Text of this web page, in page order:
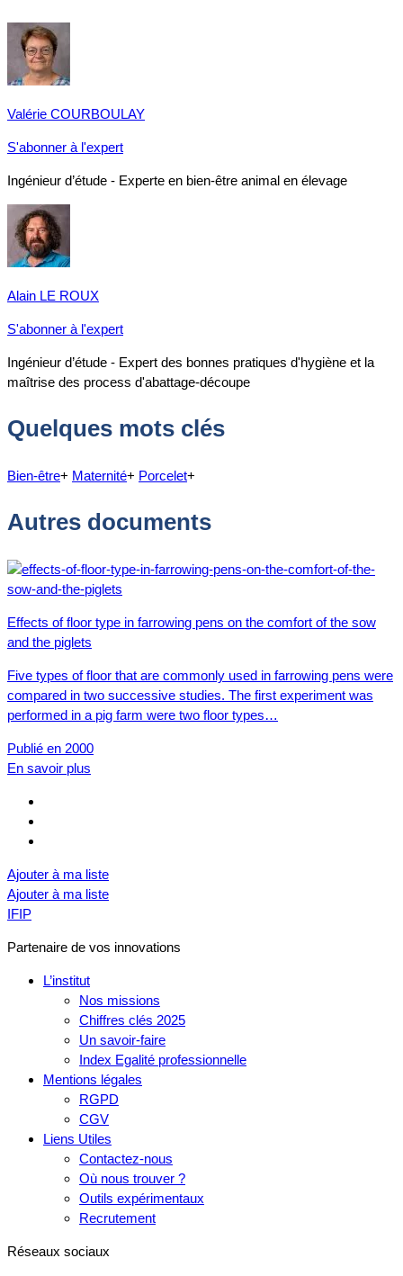
Valérie COURBOULAY
S'abonner à l'expert
Ingénieur d’étude - Experte en bien-être animal en élevage
Alain LE ROUX
S'abonner à l'expert
Ingénieur d’étude - Expert des bonnes pratiques d'hygiène et la
maîtrise des process d'abattage-découpe
Quelques mots clés
Bien-être+ Maternité+ Porcelet+
Autres documents
Effects of floor type in farrowing pens on the comfort of the sow
and the piglets
Five types of floor that are commonly used in farrowing pens were
compared in two successive studies. The first experiment was
performed in a pig farm were two floor types…
Publié en 2000
En savoir plus
Ajouter à ma liste
Ajouter à ma liste
IFIP
Partenaire de vos innovations
L’institut
Nos missions
Chiffres clés 2025
Un savoir-faire
Index Egalité professionnelle
Mentions légales
RGPD
CGV
Liens Utiles
Contactez-nous
Où nous trouver ?
Outils expérimentaux
Recrutement
Réseaux sociaux